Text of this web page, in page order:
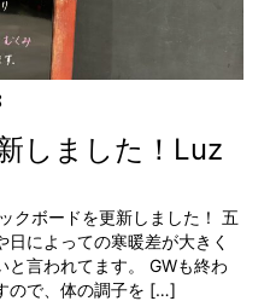
しました！Luz
クボードを更新しました！ 五
によっての寒暖差が大きく
と言われてます。 GWも終わ
ので、体の調子を […]